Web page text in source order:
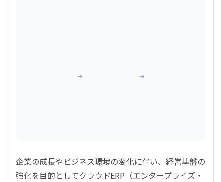
企業の成長やビジネス環境の変化に伴い、経営基盤の
強化を目的としてクラウドERP（エンタープライズ・